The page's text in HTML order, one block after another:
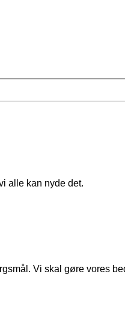
alle kan nyde det.
Vi skal gøre vores